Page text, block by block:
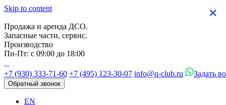
Skip to content
Продажа и аренда ДСО.
Запасные части, сервис.
Производство
Пн-Пт: с 09:00 до 18:00
+7 (930) 333-71-60 +7 (495) 123-30-07 info@q-club.ru Задать
Обратный звонок
EN
×
×
×
×